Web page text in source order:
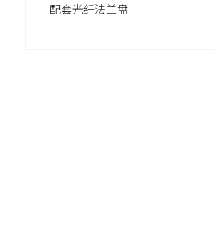
配套光纤法兰盘